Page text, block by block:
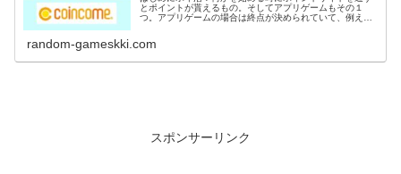
とポイントが貰えるもの。そしてアプリゲームもその１
つ。アプリゲームの場合は終点が決められていて、例えば
random-gameskki.com
スポンサーリンク